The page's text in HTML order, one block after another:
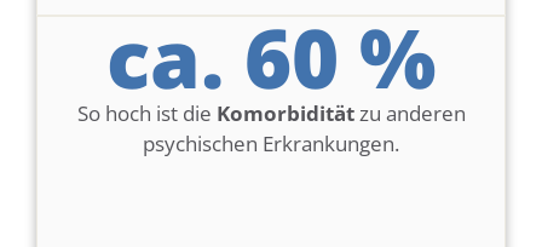
ca. 60 %
So hoch ist die Komorbiditätzu anderen
psychischen Erkrankungen.